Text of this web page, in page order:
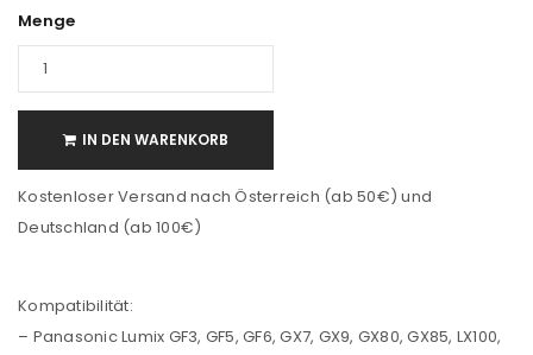
Menge
IN DEN WARENKORB
Kostenloser Versand nach Österreich (ab 50€) und
Deutschland (ab 100€)
Kompatibilität:
– Panasonic Lumix GF3, GF5, GF6, GX7, GX9, GX80, GX85, LX100,